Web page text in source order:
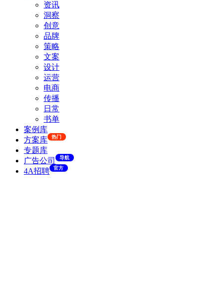
资讯
洞察
创意
品牌
策略
文案
设计
运营
电商
传播
日常
书单
案例库
方案库
热门
专题库
广告公司
导航
4A招聘 官方